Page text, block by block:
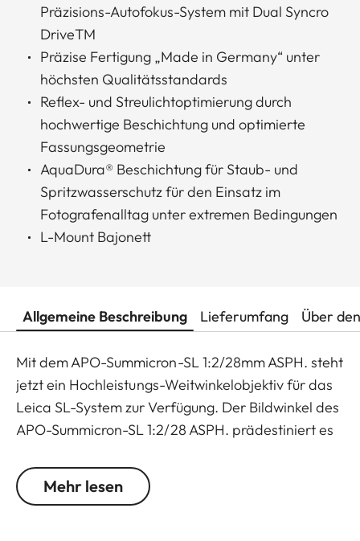
Präzisions-Autofokus-System mit Dual Syncro
DriveTM
Präzise Fertigung „Made in Germany“ unter
höchsten Qualitätsstandards
Reflex- und Streulichtoptimierung durch
hochwertige Beschichtung und optimierte
Fassungsgeometrie
AquaDura® Beschichtung für Staub- und
Spritzwasserschutz für den Einsatz im
Fotografenalltag unter extremen Bedingungen
L-Mount Bajonett
Allgemeine Beschreibung Lieferumfang Über
Mit dem APO-Summicron-SL 1:2/28mm ASPH. steht
jetzt ein Hochleistungs-Weitwinkelobjektiv für das
Leica SL-System zur Verfügung. Der Bildwinkel des
APO-Summicron-SL 1:2/28 ASPH. prädestiniert es
und in der Architektur-Fotografie. Dabei
ermöglicht seine für diese Brennweite große
Mehr lesen